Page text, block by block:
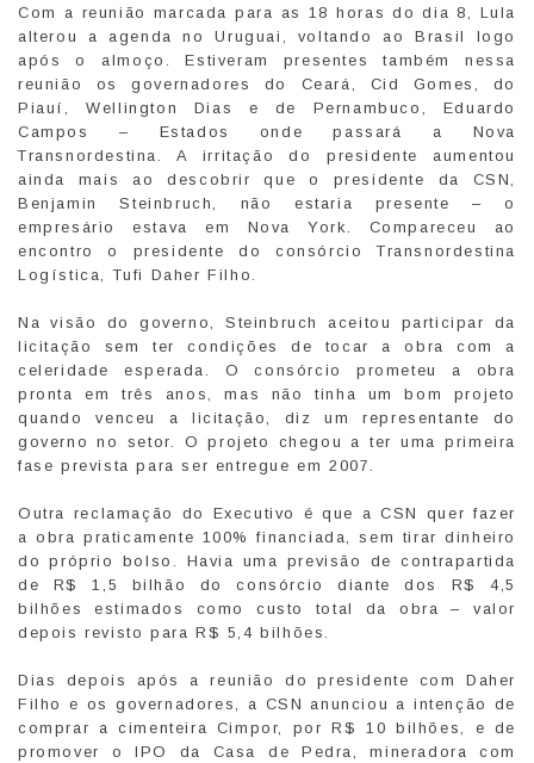
Com a reunião marcada para as 18 horas do dia 8, Lula
alterou a agenda no Uruguai, voltando ao Brasil logo
após o almoço. Estiveram presentes também nessa
reunião os governadores do Ceará, Cid Gomes, do
Piauí, Wellington Dias e de Pernambuco, Eduardo
Campos – Estados onde passará a Nova
Transnordestina. A irritação do presidente aumentou
ainda mais ao descobrir que o presidente da CSN,
Benjamin Steinbruch, não estaria presente – o
empresário estava em Nova York. Compareceu ao
encontro o presidente do consórcio Transnordestina
Logística, Tufi Daher Filho.
Na visão do governo, Steinbruch aceitou participar da
licitação sem ter condições de tocar a obra com a
celeridade esperada. O consórcio prometeu a obra
pronta em três anos, mas não tinha um bom projeto
quando venceu a licitação, diz um representante do
governo no setor. O projeto chegou a ter uma primeira
fase prevista para ser entregue em 2007.
Outra reclamação do Executivo é que a CSN quer fazer
a obra praticamente 100% financiada, sem tirar dinheiro
do próprio bolso. Havia uma previsão de contrapartida
de R$ 1,5 bilhão do consórcio diante dos R$ 4,5
bilhões estimados como custo total da obra – valor
depois revisto para R$ 5,4 bilhões.
Dias depois após a reunião do presidente com Daher
Filho e os governadores, a CSN anunciou a intenção de
comprar a cimenteira Cimpor, por R$ 10 bilhões, e de
promover o IPO da Casa de Pedra, mineradora com